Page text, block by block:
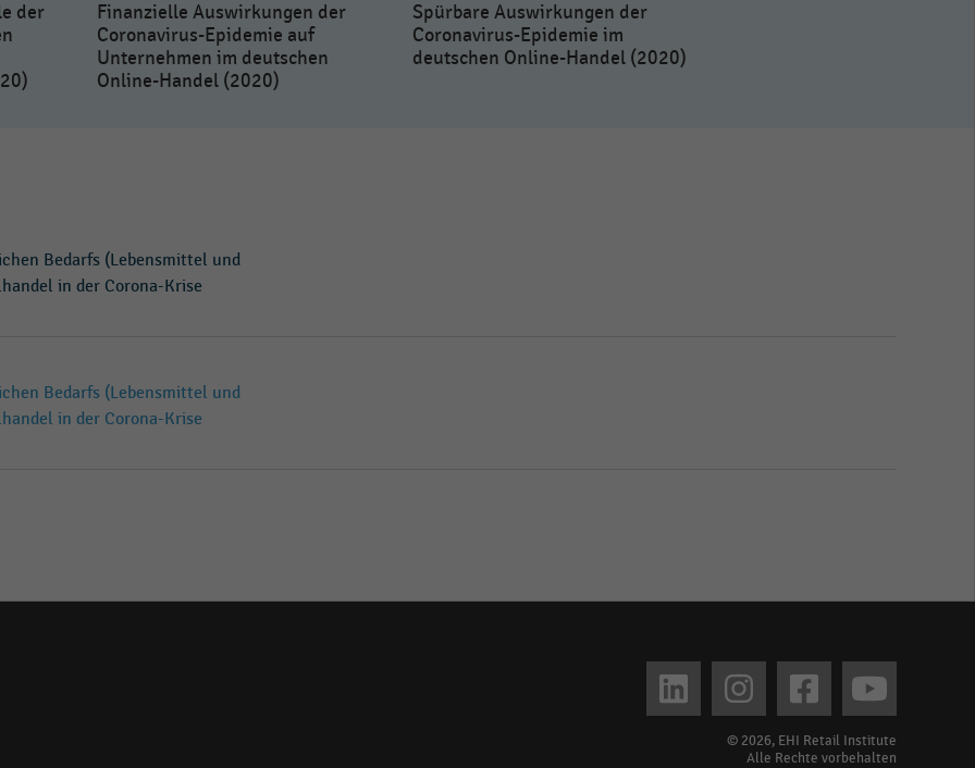
der
Finanzielle Auswirkungen der
Coronavirus-Epidemie auf
Unternehmen im deutschen
Online-Handel (2020)
Spürbare Auswirkungen der
Coronavirus-Epidemie im
deutschen Online-Handel (2020)
Bedarfs (Lebensmittel und
in der Corona-Krise
Bedarfs (Lebensmittel und
in der Corona-Krise
© 2026, EHI Retail Institute
Alle Rechte vorbehalten